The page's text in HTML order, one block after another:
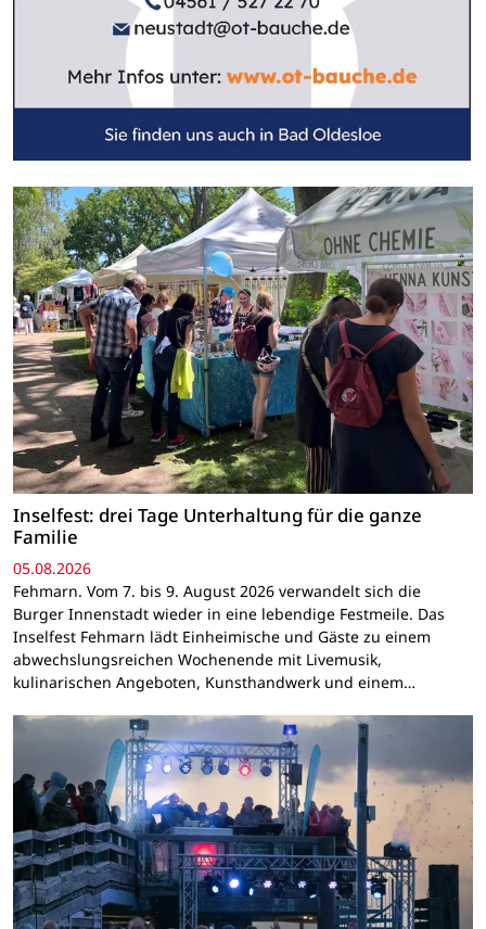
Inselfest: drei Tage Unterhaltung für die ganze
Familie
05.08.2026
Fehmarn. Vom 7. bis 9. August 2026 verwandelt sich die
Burger Innenstadt wieder in eine lebendige Festmeile. Das
Inselfest Fehmarn lädt Einheimische und Gäste zu einem
abwechslungsreichen Wochenende mit Livemusik,
kulinarischen Angeboten, Kunsthandwerk und einem…